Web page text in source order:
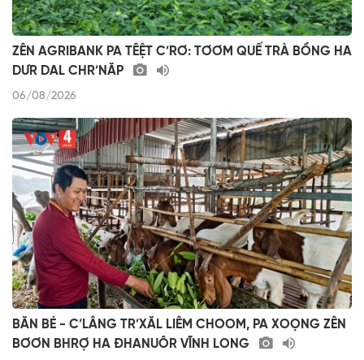
ZÊN AGRIBANK PA TÊỆT C’RƠ: TƠƠM QUẾ TRÀ BỒNG HA
DƯR DAL CHR’NĂP
06/08/2026
BĂN BÉ - C’LÂNG TR’XĂL LIÊM CHOOM, PA XOỌNG ZÊN
BƠƠN BHRỢ HA ĐHANUÔR VĨNH LONG